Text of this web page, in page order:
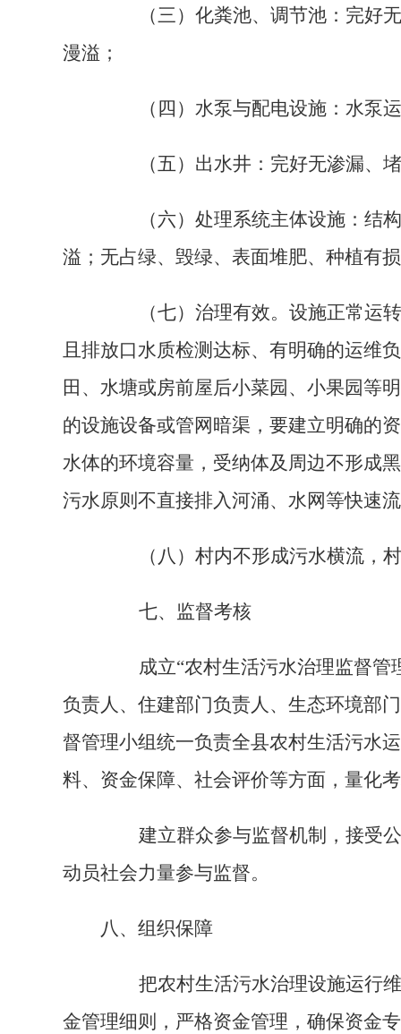
（三）化粪池、调节池：完好无
漫溢；
（四）水泵与配电设施：水泵运
（五）出水井：完好无渗漏、堵
（六）处理系统主体设施：结构
溢；无占绿、毁绿、表面堆肥、种植有
（七）治理有效。设施正常运转
且排放口水质检测达标、有明确的运维
田、水塘或房前屋后小菜园、小果园等
的设施设备或管网暗渠，要建立明确的
水体的环境容量，受纳体及周边不形成
污水原则不直接排入河涌、水网等快速
（八）村内不形成污水横流，村
七、监督考核
成立“农村生活污水治理监督管
负责人、住建部门负责人、生态环境部
督管理小组统一负责全县农村生活污水
料、资金保障、社会评价等方面，量化
建立群众参与监督机制，接受公
动员社会力量参与监督。
八、组织保障
把农村生活污水治理设施运行维
金管理细则，严格资金管理，确保资金